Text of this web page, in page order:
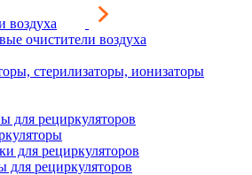
воздуха
очистители воздуха
стерилизаторы, ионизаторы
для рециркуляторов
для рециркуляторов
для рециркуляторов